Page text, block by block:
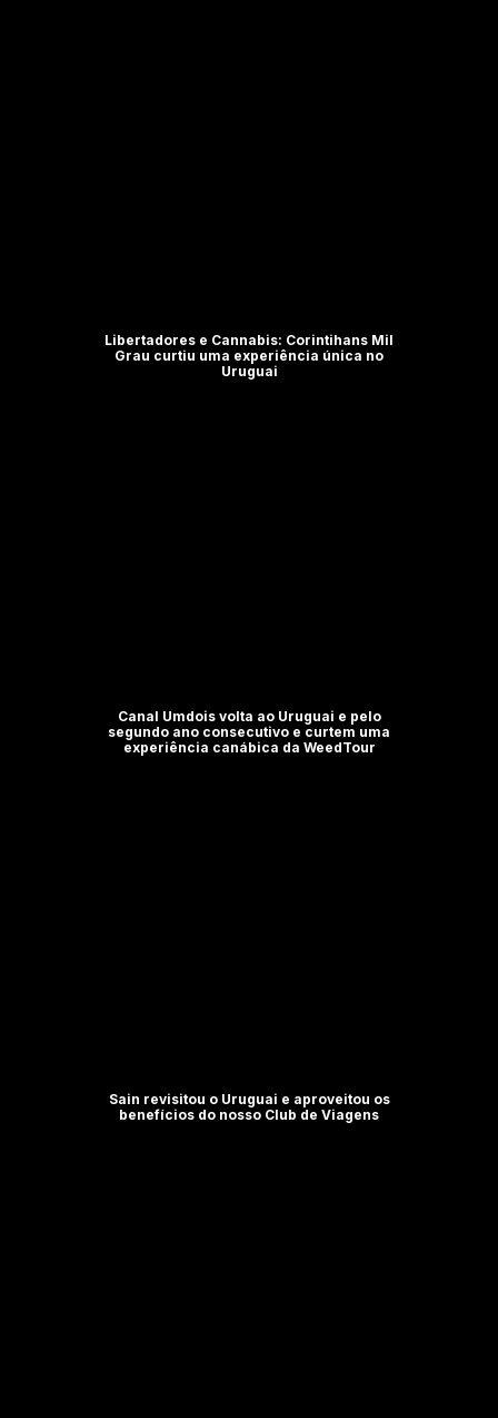
Libertadores e Cannabis: Corintihans Mil
Grau curtiu uma experiência única no
Uruguai
Canal Umdois volta ao Uruguai e pelo
segundo ano consecutivo e curtem uma
experiência canábica da WeedTour
Sain revisitou o Uruguai e aproveitou os
benefícios do nosso Club de Viagens